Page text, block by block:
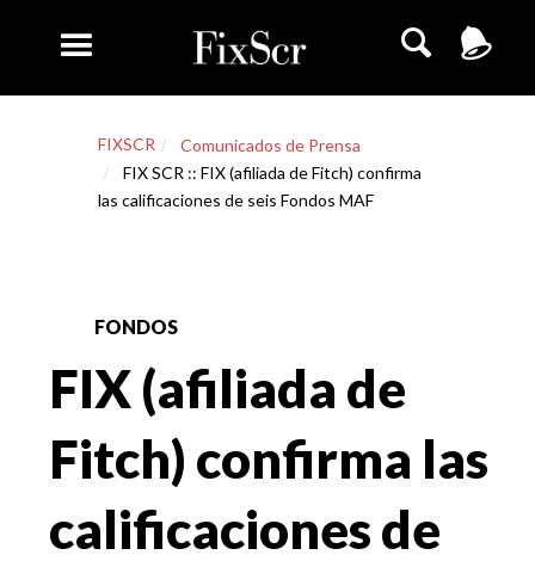
FIXSCR
Comunicados de Prensa
FIX SCR :: FIX (afiliada de Fitch) confirma
las calificaciones de seis Fondos MAF
FONDOS
FIX (afiliada de
Fitch) confirma las
calificaciones de